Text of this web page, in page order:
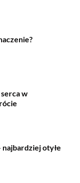
w
najbardziej otyłe